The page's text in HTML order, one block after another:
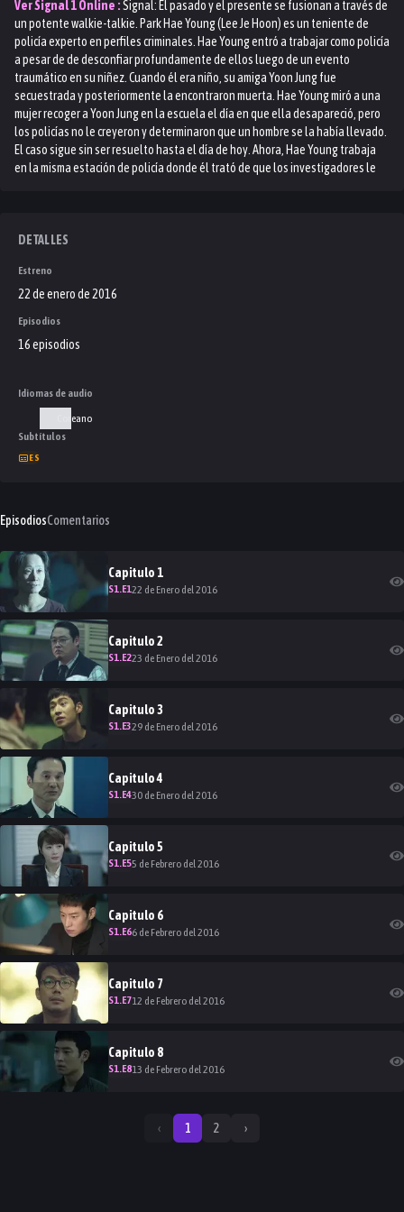
VerSignal 1Online :Signal: El pasado y el presente se fusionan a través de
un potente walkie-talkie. Park Hae Young (Lee Je Hoon) es un teniente de
policía experto en perfiles criminales. Hae Young entró a trabajar como policía
a pesar de de desconfiar profundamente de ellos luego de un evento
traumático en su niñez. Cuando él era niño, su amiga Yoon Jung fue
secuestrada y posteriormente la encontraron muerta. Hae Young miró a una
mujer recoger a Yoon Jung en la escuela el día en que ella desapareció, pero
los policías no le creyeron y determinaron que un hombre se la había llevado.
El caso sigue sin ser resuelto hasta el día de hoy. Ahora, Hae Young trabaja
en la misma estación de policía donde él trató de que los investigadores le
Jae Han pertenece a varias décadas atrás y está investigando la muerte de
época de Jae Han y ahora es un experimentado detective. ¿Podrá este
inesperado trío trabajar conjuntamente para solucionar antiguos casos sin
DETALLES
Estreno
22 de enero de 2016
Episodios
16 episodios
Idiomas de audio
Coreano
Subtítulos
ES
EpisodiosComentarios
Capitulo 1
S1.E122 de Enero del 2016
Capitulo2
S1.E223 de Enero del 2016
Capitulo3
S1.E329 de Enero del 2016
Capitulo4
S1.E430 de Enero del 2016
Capitulo5
S1.E55 de Febrero del 2016
Capitulo 6
S1.E66 de Febrero del 2016
Capitulo 7
S1.E712 de Febrero del 2016
Capitulo 8
S1.E813 de Febrero del 2016
‹ 1 2 ›